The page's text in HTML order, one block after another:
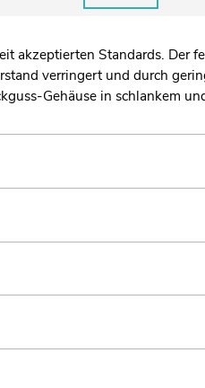
akzeptierten Standards. Der
verringert und durch
Gehäuse in schlankem